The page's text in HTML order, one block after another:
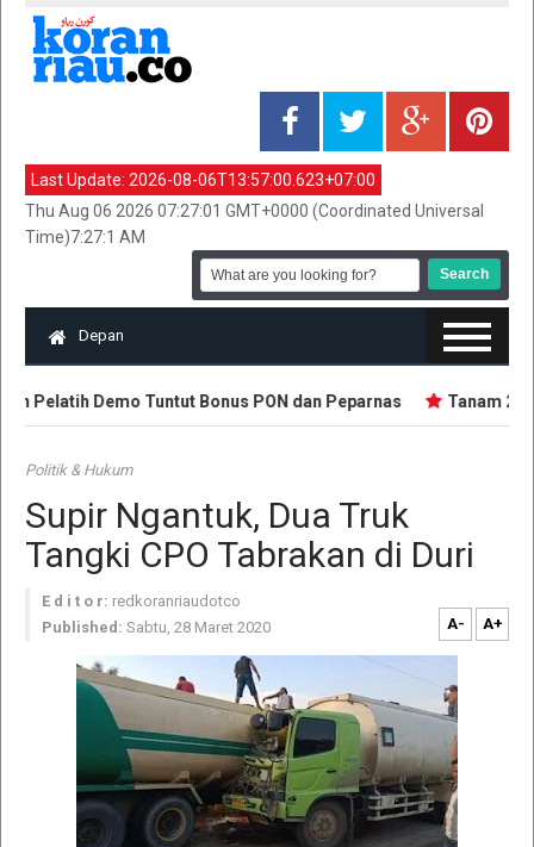
Last Update: 2026-08-06T13:57:00.623+07:00
Thu Aug 06 2026 07:27:01 GMT+0000 (Coordinated Universal
Time)7:27:1 AM
Depan
Pelatih Demo Tuntut Bonus PON dan Peparnas Tanam
Politik & Hukum
Supir Ngantuk, Dua Truk
Tangki CPO Tabrakan di Duri
E d i t o r: redkoranriaudotco
Published: Sabtu, 28 Maret 2020 A- A+